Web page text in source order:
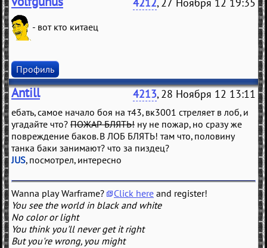
- вот кто китаец
Профиль
Antill 4213, 28 Ноября 12 13:11
ебать, самое начало боя на т43, вк3001 стреляет в лоб, и
угадайте что? ПОЖАР БЛЯТЬ! ну не пожар, но сразу же
повреждение баков. В ЛОБ БЛЯТЬ! там что, половину
танка баки занимают? что за пиздец?
JUS, посмотрел, интересно
Wanna play Warframe? Click here and register!
You see the world in black and white
No color or light
You think you'll never get it right
But you're wrong, you might